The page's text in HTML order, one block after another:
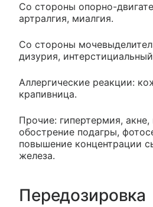
Со стороны опорно-
артралгия, миалгия.
Со стороны
дизурия,
Аллергические реакции:
крапивница.
Прочие: гипертермия,
обострение подагры,
повышение концентрации
железа.
Передозировка